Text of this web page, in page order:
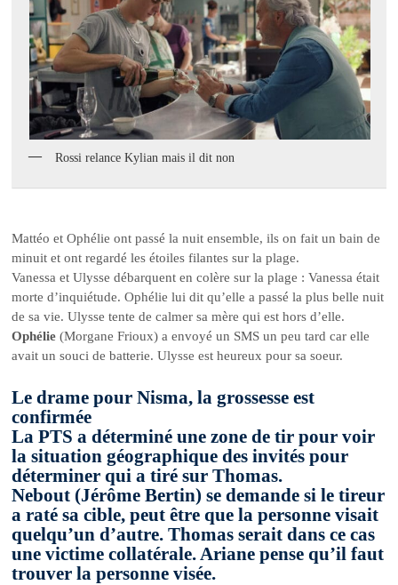
Rossi relance Kylian mais il dit non
Mattéo et Ophélie ont passé la nuit ensemble, ils on fait un bain de
minuit et ont regardé les étoiles filantes sur la plage.
Vanessa et Ulysse débarquent en colère sur la plage : Vanessa était
morte d’inquiétude. Ophélie lui dit qu’elle a passé la plus belle nuit
de sa vie. Ulysse tente de calmer sa mère qui est hors d’elle.
Ophélie(Morgane Frioux) a envoyé un SMS un peu tard car elle
avait un souci de batterie. Ulysse est heureux pour sa soeur.
Le drame pour Nisma, la grossesse est
confirmée
La PTS a déterminé une zone de tir pour voir
la situation géographique des invités pour
déterminer qui a tiré sur Thomas.
Nebout (Jérôme Bertin) se demande si le tireur
a raté sa cible, peut être que la personne visait
quelqu’un d’autre. Thomas serait dans ce cas
une victime collatérale. Ariane pense qu’il faut
trouver la personne visée.